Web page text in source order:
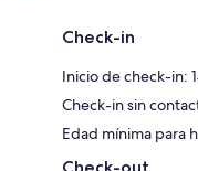
Check-in
Inicio de check-in:
Check-in sin
Edad mínima para